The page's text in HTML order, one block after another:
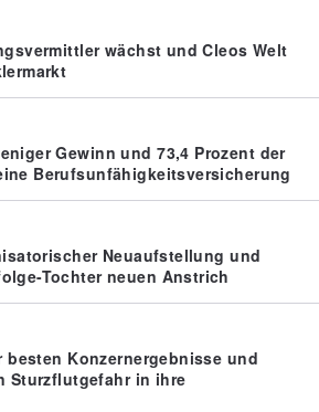
wächst und Cleos Welt
Gewinn und 73,4 Prozent der
Berufsunfähigkeitsversicherung
Neuaufstellung und
Tochter neuen Anstrich
besten Konzernergebnisse und
Sturzflutgefahr in ihre